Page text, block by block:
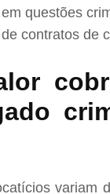
questões
contratos de
variam